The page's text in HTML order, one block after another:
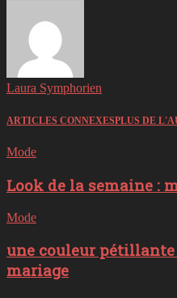
Laura Symphorien
ARTICLES CONNEXESPLUS DE
Mode
Look de la semaine :
Mode
une couleur
mariage